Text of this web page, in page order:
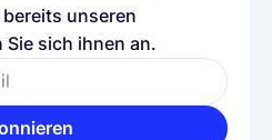
unseren
Sie sich ihnen an.